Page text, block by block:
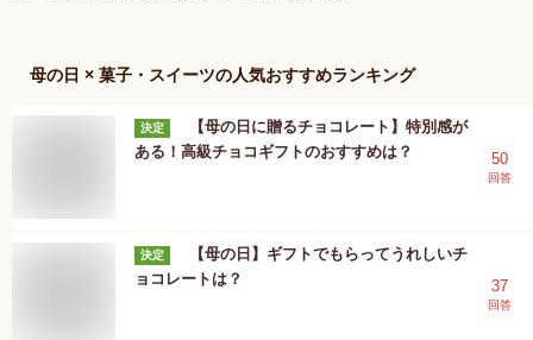
母の日 × 菓子・スイーツの人気おすすめランキング
決定
【母の日に贈るチョコレート】特別感が
ある！高級チョコギフトのおすすめは？
50
回答
決定
【母の日】ギフトでもらってうれしいチ
ョコレートは？
37
回答